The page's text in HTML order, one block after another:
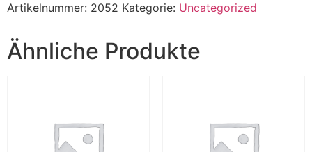
Artikelnummer: 2052 Kategorie: Uncategorized
Ähnliche Produkte